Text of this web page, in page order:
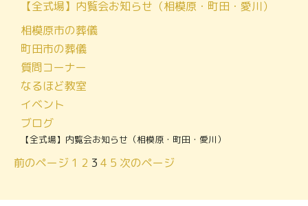
【全式場】内覧会お知らせ（相模原・町田・愛川）
相模原市の葬儀
町田市の葬儀
質問コーナー
なるほど教室
イベント
ブログ
【全式場】内覧会お知らせ（相模原・町田・愛川）
前のページ 1 2 3 4 5 次のページ